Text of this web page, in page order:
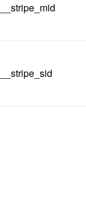
__stripe_mid
__stripe_sid